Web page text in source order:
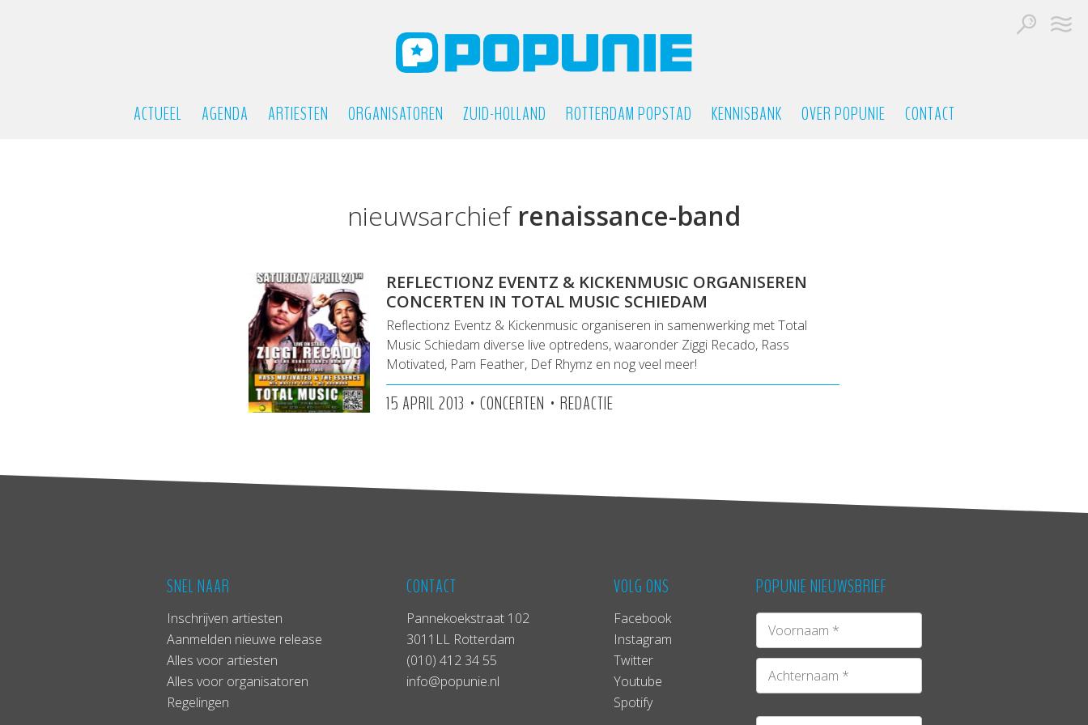
ACTUEEL AGENDA ARTIESTEN ORGANISATOREN ZUID-HOLLAND ROTTERDAM POPSTAD KENNISBANK OVER POPUNIE CONTACT
nieuwsarchief renaissance-band
REFLECTIONZ EVENTZ & KICKENMUSIC ORGANISEREN
CONCERTEN IN TOTAL MUSIC SCHIEDAM
Reflectionz Eventz & Kickenmusic organiseren in samenwerking met Total
Music Schiedam diverse live optredens, waaronder Ziggi Recado, Rass
Motivated, Pam Feather, Def Rhymz en nog veel meer!
15 APRIL 2013 • CONCERTEN • REDACTIE
SNEL NAAR
Inschrijven artiesten
Aanmelden nieuwe release
Alles voor artiesten
Alles voor organisatoren
Regelingen
CONTACT
Pannekoekstraat 102
3011LL Rotterdam
(010) 412 34 55
info@popunie.nl
VOLG ONS
Facebook
Instagram
Twitter
Youtube
Spotify
POPUNIE NIEUWSBRIEF